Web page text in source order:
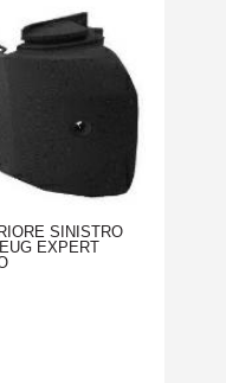
SINISTRO
EXPERT